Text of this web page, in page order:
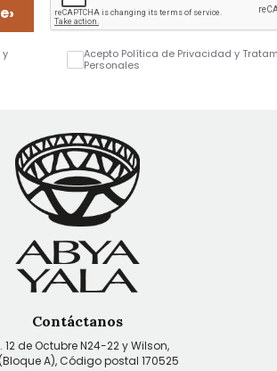
›
y
Acepto Política de Privacidad y
Personales
Contáctanos
12 de Octubre N24-22 y Wilson,
(Bloque A), Código postal 170525